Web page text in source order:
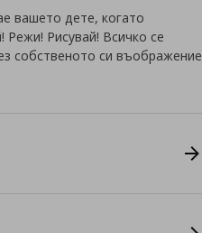
вашето дете, когато
Режи! Рисувай! Всичко се
собственото си въображение